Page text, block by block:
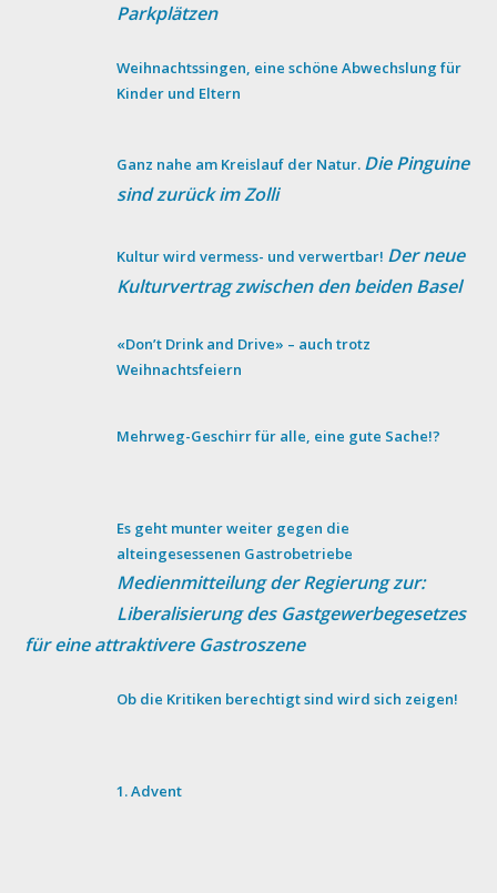
Parkplätzen
Weihnachtssingen, eine schöne Abwechslung für
Kinder und Eltern
Ganz nahe am Kreislauf der Natur. Die Pinguine
sind zurück im Zolli
Kultur wird vermess- und verwertbar! Der neue
Kulturvertrag zwischen den beiden Basel
«Don’t Drink and Drive» – auch trotz
Weihnachtsfeiern
Mehrweg-Geschirr für alle, eine gute Sache!?
Es geht munter weiter gegen die
alteingesessenen Gastrobetriebe
Medienmitteilung der Regierung zur:
Liberalisierung des Gastgewerbegesetzes
für eine attraktivere Gastroszene
Ob die Kritiken berechtigt sind wird sich zeigen!
1. Advent